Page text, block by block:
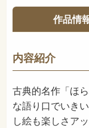
ISBN
NDC
発売日
作品情
内容紹介
古典的名作「ほ
な語り口でいき
し絵も楽しさアッ